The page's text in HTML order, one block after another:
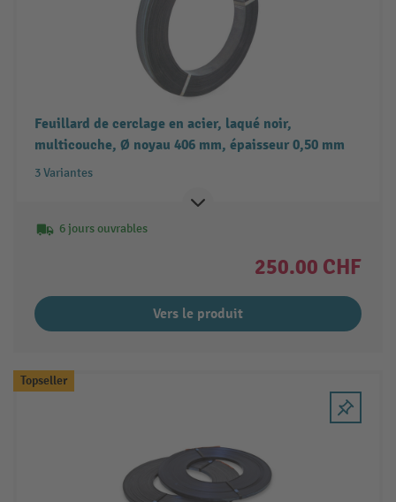
Feuillard de cerclage en acier, laqué noir,
multicouche, Ø noyau 406 mm, épaisseur 0,50 mm
3 Variantes
6 jours ouvrables
250.00 CHF
Vers le produit
Topseller